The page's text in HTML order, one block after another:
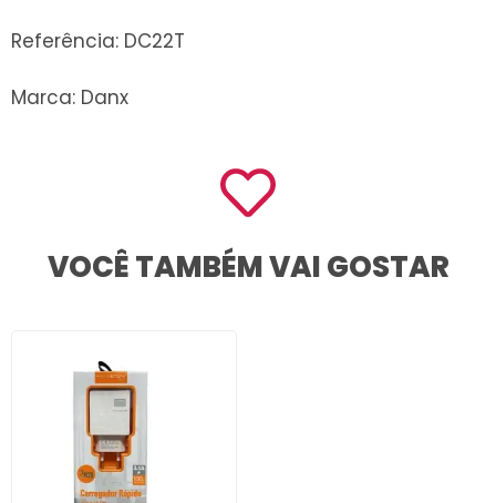
Referência: DC22T
Marca: Danx
VOCÊ TAMBÉM VAI GOSTAR